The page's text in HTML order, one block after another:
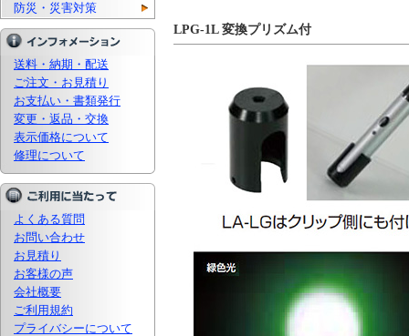
防災・災害対策
送料・納期・配送
ご注文・お見積り
お支払い・書類発行
変更・返品・交換
表示価格について
修理について
よくある質問
お問い合わせ
お見積り
お客様の声
会社概要
ご利用規約
プライバシーについて
LPG-1L 変換プリズム付